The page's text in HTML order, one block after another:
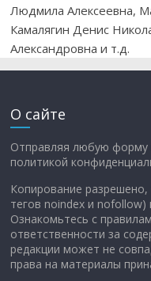
Людмила Алексеевна,
Камалягин Денис
Александровна и т.д.
О сайте
Отправляя любую форму
политикой
Копирование разрешено,
тегов noindex и nofollow)
Ознакомьтесь с
ответственности за
редакции может не
права на материалы